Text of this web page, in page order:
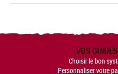
VOS
Choisir le bon
Personnaliser votre